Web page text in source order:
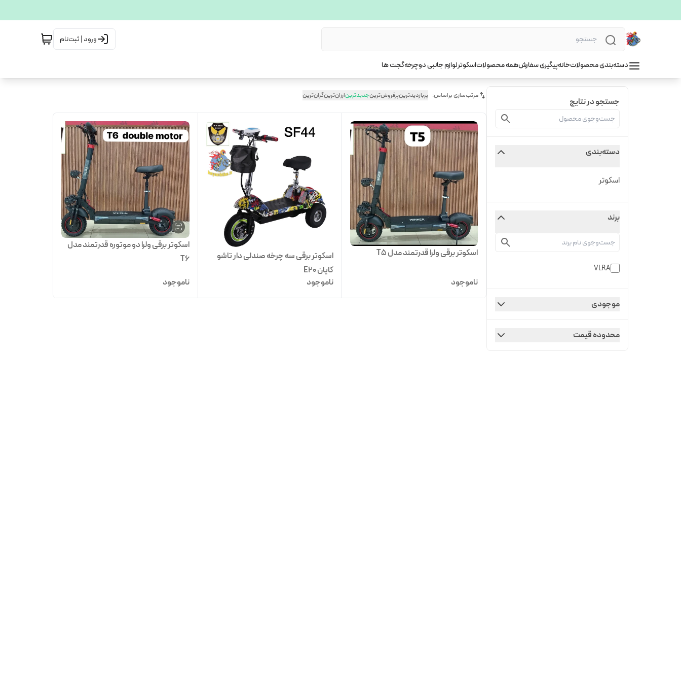
ورود | ثبت‌نام
دسته‌بندی محصولاتخانهپیگیری سفارشهمه محصولاتاسکوترلوازم جانبی دوچرخهگجت ها
جستجو در نتایج
دسته‌بندی
اسکوتر
برند
VLRA
موجودی
محدوده قیمت
مرتب‌سازی براساس: پربازدیدترینپرفروش‌ترینجدیدترینارزان‌ترینگران‌ترین
اسکوتر برقی ولرا قدرتمند مدل T5
ناموجود
اسکوتر برقی سه چرخه صندلی دار تاشو
کایان E20
ناموجود
اسکوتر برقی ولرا دو موتوره قدرتمند مدل
T6
ناموجود